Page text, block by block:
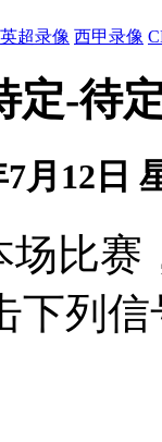
英超录像 西甲录像
定-待
月12日
场比
下列信